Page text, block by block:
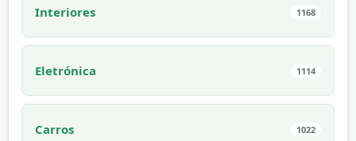
Interiores 1168
Eletrónica 1114
Carros 1022